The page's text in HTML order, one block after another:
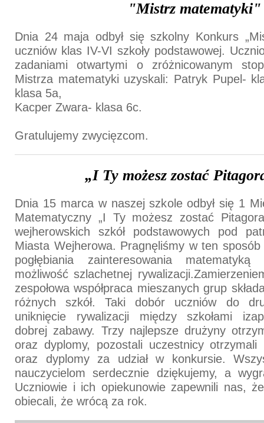
"Mistrz matematyki"
Dnia 24 maja odbył się szkolny Konkurs
uczniów klas IV-VI szkoły podstawowej.
zadaniami otwartymi o zróżnicowanym
Mistrza matematyki uzyskali: Patryk Pupel-
klasa 5a,
Kacper Zwara- klasa 6c.
Gratulujemy zwycięzcom.
„I Ty możesz zostać
Dnia 15 marca w naszej szkole odbył się 1
Matematyczny „I Ty możesz zostać
wejherowskich szkół podstawowych pod
Miasta Wejherowa. Pragnęliśmy w ten
pogłębiania zainteresowania
możliwość szlachetnej
zespołowa współpraca mieszanych grup
różnych szkół. Taki dobór uczniów do
uniknięcie rywalizacji między szkołami
dobrej zabawy. Trzy najlepsze drużyny
oraz dyplomy, pozostali uczestnicy otrzymali
oraz dyplomy za udział w konkursie.
nauczycielom serdecznie dziękujemy, a
Uczniowie i ich opiekunowie zapewnili nas,
obiecali, że wrócą za rok.